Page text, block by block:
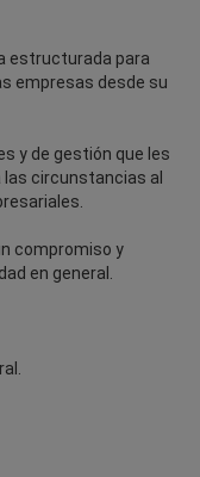
estructurada para
empresas desde su
y de gestión que les
circunstancias al
compromiso y
en general.